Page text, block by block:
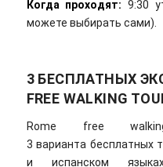
Когда проходят: 9:30
можете выбирать сами).
3 БЕСПЛАТНЫХ
FREE WALKING
Rome free
3 варианта бесплатных
и испанском